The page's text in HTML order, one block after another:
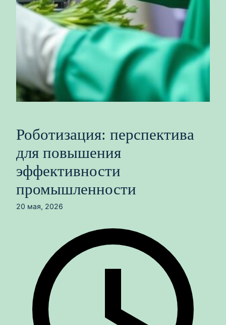
Роботизация: перспектива
для повышения
эффективности
промышленности
20 мая, 2026